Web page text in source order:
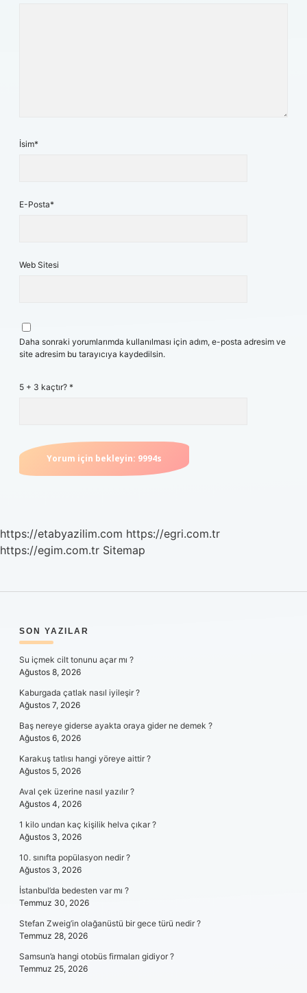
İsim*
E-Posta*
Web Sitesi
Daha sonraki yorumlarımda kullanılması için adım, e-posta adresim ve
site adresim bu tarayıcıya kaydedilsin.
5 + 3 kaçtır? *
https://etabyazilim.com https://egri.com.tr
https://egim.com.tr Sitemap
SIDEBAR
SON YAZILAR
Su içmek cilt tonunu açar mı ?
Ağustos 8, 2026
Kaburgada çatlak nasıl iyileşir ?
Ağustos 7, 2026
Baş nereye giderse ayakta oraya gider ne demek ?
Ağustos 6, 2026
Karakuş tatlısı hangi yöreye aittir ?
Ağustos 5, 2026
Aval çek üzerine nasıl yazılır ?
Ağustos 4, 2026
1 kilo undan kaç kişilik helva çıkar ?
Ağustos 3, 2026
10. sınıfta popülasyon nedir ?
Ağustos 3, 2026
İstanbul’da bedesten var mı ?
Temmuz 30, 2026
Stefan Zweig’in olağanüstü bir gece türü nedir ?
Temmuz 28, 2026
Samsun’a hangi otobüs firmaları gidiyor ?
Temmuz 25, 2026